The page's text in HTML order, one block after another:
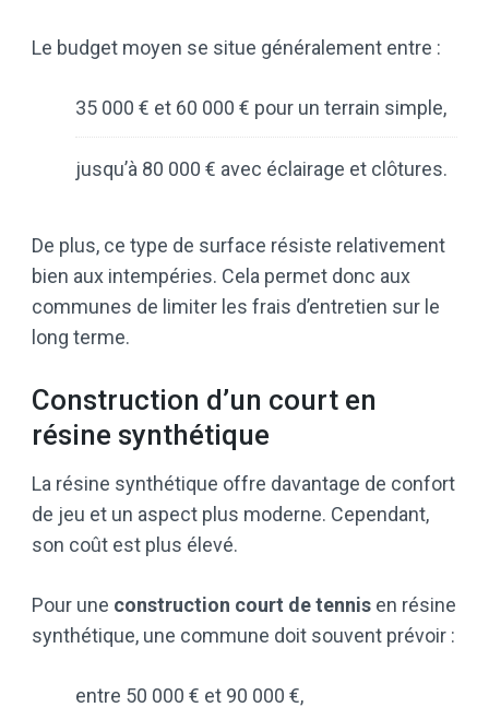
Le budget moyen se situe généralement entre :
35 000 € et 60 000 € pour un terrain simple,
jusqu’à 80 000 € avec éclairage et clôtures.
De plus, ce type de surface résiste relativement
bien aux intempéries. Cela permet donc aux
communes de limiter les frais d’entretien sur le
long terme.
Construction d’un court en
résine synthétique
La résine synthétique offre davantage de confort
de jeu et un aspect plus moderne. Cependant,
son coût est plus élevé.
Pour une construction court de tennis en résine
synthétique, une commune doit souvent prévoir :
entre 50 000 € et 90 000 €,